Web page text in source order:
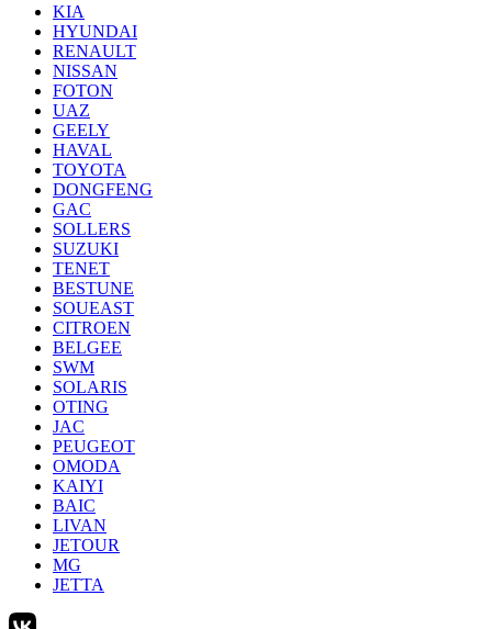
KIA
HYUNDAI
RENAULT
NISSAN
FOTON
UAZ
GEELY
HAVAL
TOYOTA
DONGFENG
GAC
SOLLERS
SUZUKI
TENET
BESTUNE
SOUEAST
CITROEN
BELGEE
SWM
SOLARIS
OTING
JAC
PEUGEOT
OMODA
KAIYI
BAIC
LIVAN
JETOUR
MG
JETTA